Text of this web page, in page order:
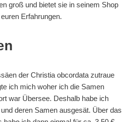
groß und bietet sie in seinem Shop
Erfahrungen.
der Christia obcordata zutraue
ich mich woher ich die Samen
war Übersee. Deshalb habe ich
deren Samen ausgesät. Über das